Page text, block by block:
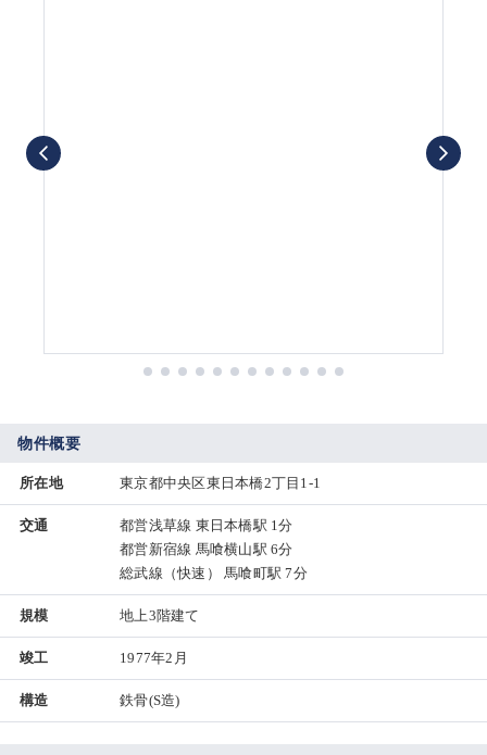
物件概要
所在地 東京都中央区東日本橋2丁目1-1
交通
都営浅草線 東日本橋駅 1分
都営新宿線 馬喰横山駅 6分
総武線（快速） 馬喰町駅 7分
規模 地上3階建て
竣工 1977年2月
構造 鉄骨(S造)